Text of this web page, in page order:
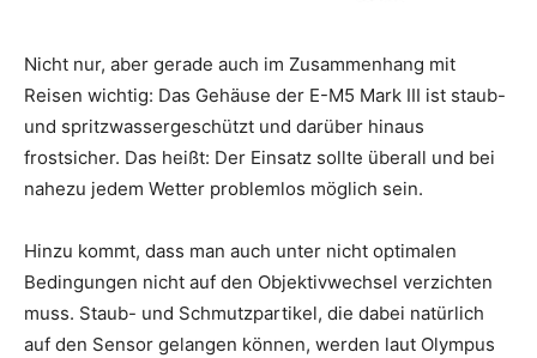
Nicht nur, aber gerade auch im Zusammenhang mit
Reisen wichtig: Das Gehäuse der E-M5 Mark III ist staub-
und spritzwassergeschützt und darüber hinaus
frostsicher. Das heißt: Der Einsatz sollte überall und bei
nahezu jedem Wetter problemlos möglich sein.
Hinzu kommt, dass man auch unter nicht optimalen
Bedingungen nicht auf den Objektivwechsel verzichten
muss. Staub- und Schmutzpartikel, die dabei natürlich
auf den Sensor gelangen können, werden laut Olympus